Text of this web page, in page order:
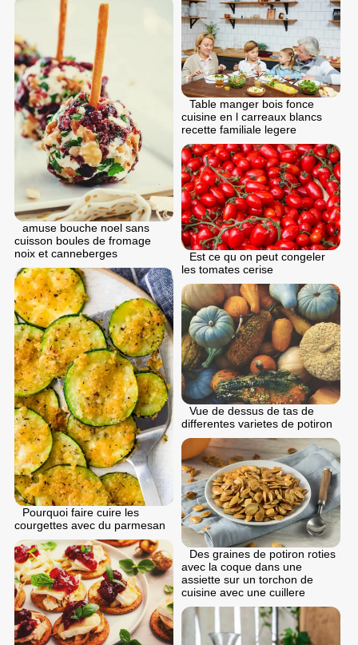
Table manger bois fonce
cuisine en l carreaux blancs
recette familiale legere
аmuse bouche noel sans
cuisson boules de fromage
noix et canneberges
Est ce qu on peut congeler
les tomates cerise
Pourquoi faire cuire les
courgettes avec du parmesan
Vue de dessus de tas de
differentes varietes de potiron
Des graines de potiron roties
avec la coque dans une
assiette sur un torchon de
cuisine avec une cuillere